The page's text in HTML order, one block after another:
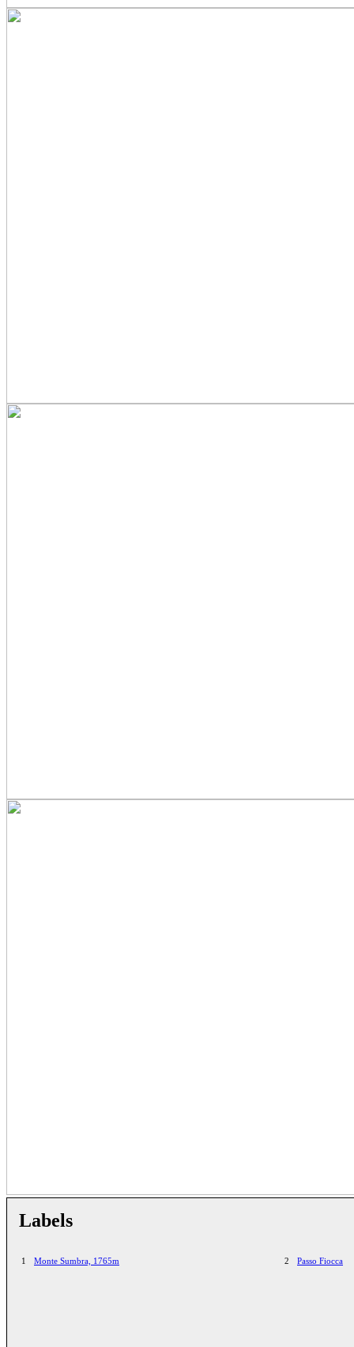
Labels
1 Monte Sumbra, 1765m 2 Passo Fiocca